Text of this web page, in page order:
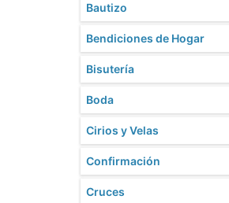
Bautizo
Bendiciones de Hogar
Bisutería
Boda
Cirios y Velas
Confirmación
Cruces